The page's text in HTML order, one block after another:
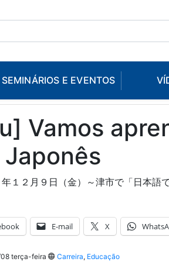
SEMINÁRIOS E EVENTOS
Vamos
１２月９日（金）～津市で「日本語
E-mail X
terça-feira Carreira, Educação